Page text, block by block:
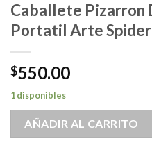
Caballete Pizarron
Portatil Arte
$550.00
1 disponibles
AÑADIR AL CARRITO